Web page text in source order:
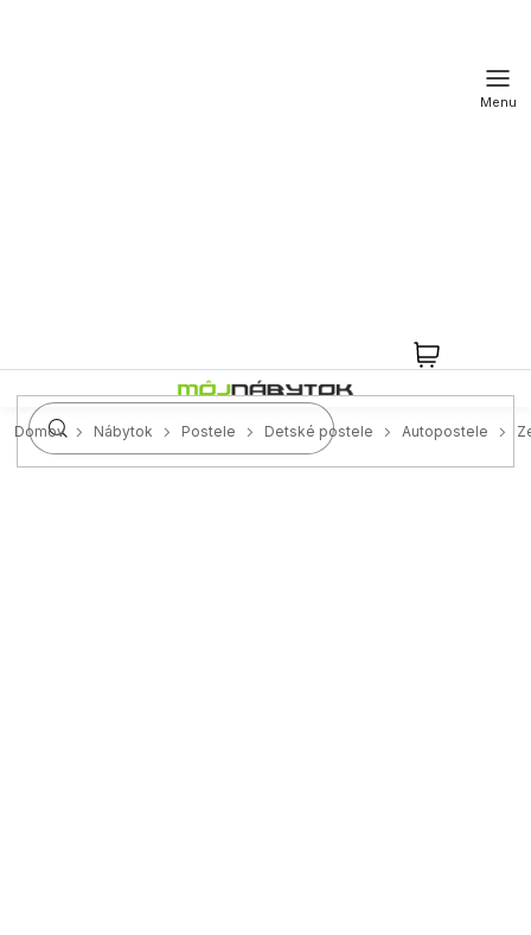
KOŠÍK
Domov Nábytok Postele Detské postele Autopostele